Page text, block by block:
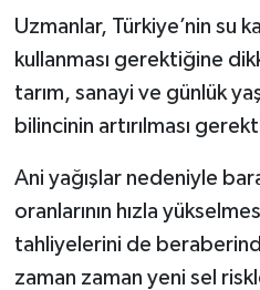
Uzmanlar, Türkiye’nin su
kullanması gerektiğine
tarım, sanayi ve günlük
bilincinin artırılması
Ani yağışlar nedeniyle
oranlarının hızla
tahliyelerini de
zaman zaman yeni sel